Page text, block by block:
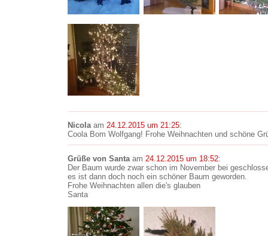
Nicolaam 24.12.2015 um 21:25:
Coola Bom Wolfgang! Frohe Weihnachten und schöne
Grüße von Santaam 24.12.2015 um 18:52:
Der Baum wurde zwar schon im November bei
es ist dann doch noch ein schöner Baum geworden.
Frohe Weihnachten allen die's glauben
Santa